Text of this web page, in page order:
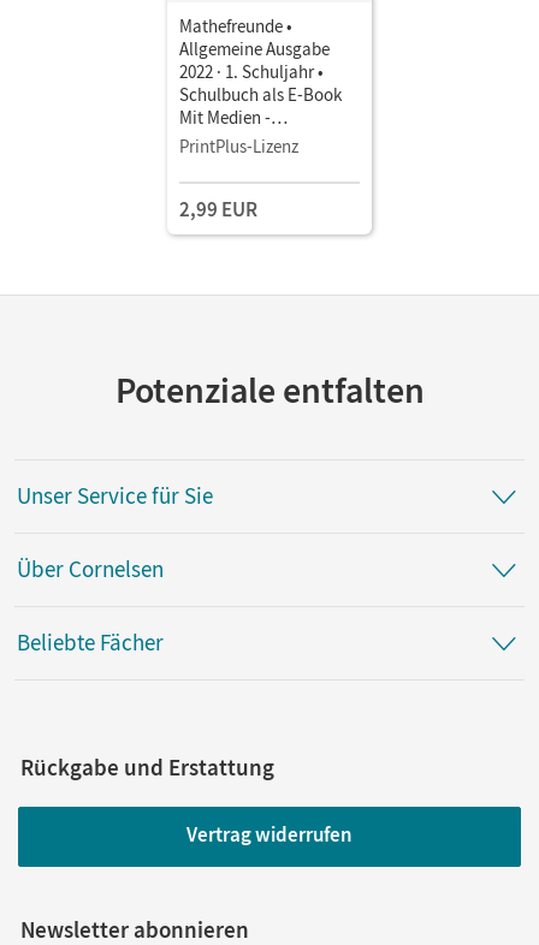
Mathefreunde •
Allgemeine Ausgabe
2022 · 1. Schuljahr •
Schulbuch als E-Book
Mit Medien -
Verbrauchsmaterial
PrintPlus-Lizenz
2,99 EUR
Potenziale entfalten
Unser Service für Sie
Über Cornelsen
Beliebte Fächer
Rückgabe und Erstattung
Vertrag widerrufen
Newsletter abonnieren